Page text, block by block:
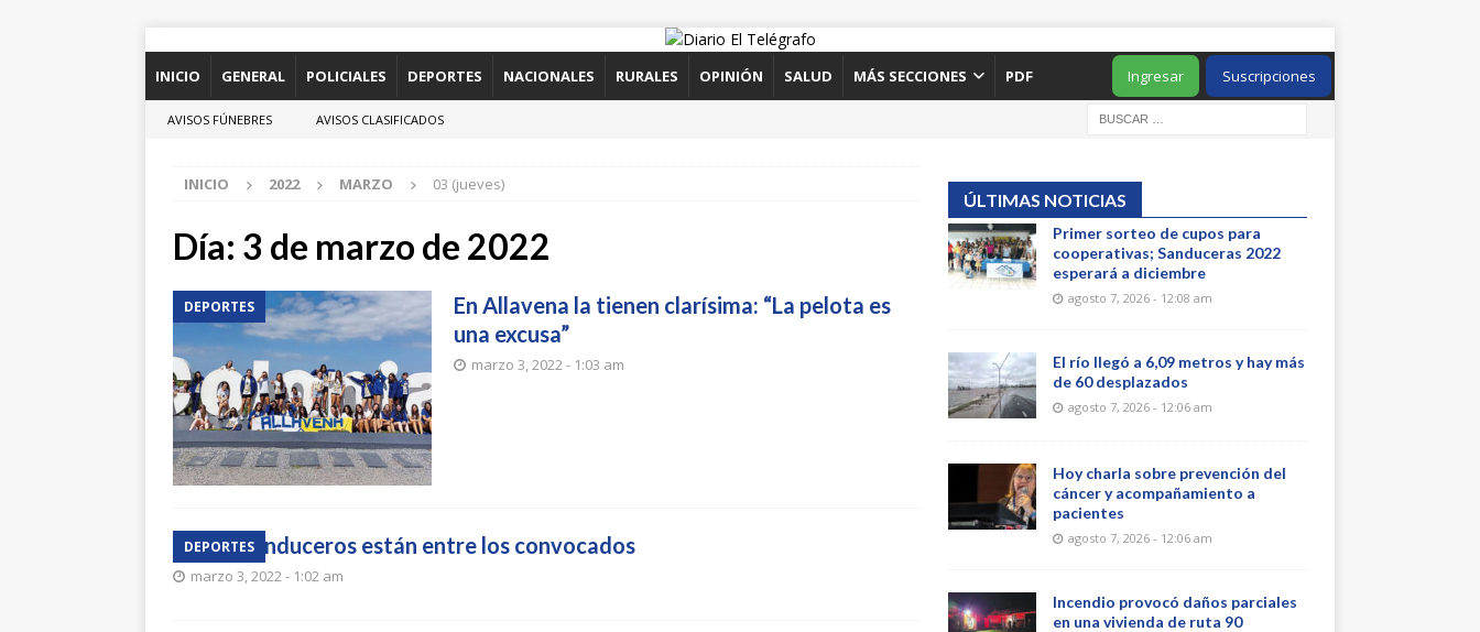
INICIO GENERAL POLICIALES DEPORTES NACIONALES RURALES OPINIÓN SALUD MÁS SECCIONES PDF Suscripciones
Ingresar
AVISOS FÚNEBRES AVISOS CLASIFICADOS
INICIO 2022 MARZO 03 (jueves)
Día: 3 de marzo de 2022
DEPORTES
En Allavena la tienen clarísima: “La pelota es
una excusa”
marzo 3, 2022 - 1:03 am
DEPORTES
Tres sanduceros están entre los convocados
marzo 3, 2022 - 1:02 am
ÚLTIMAS NOTICIAS
Primer sorteo de cupos para
cooperativas; Sanduceras 2022
esperará a diciembre
agosto 7, 2026 - 12:08 am
El río llegó a 6,09 metros y hay más
de 60 desplazados
agosto 7, 2026 - 12:06 am
Hoy charla sobre prevención del
cáncer y acompañamiento a
pacientes
agosto 7, 2026 - 12:06 am
Incendio provocó daños parciales
en una vivienda de ruta 90